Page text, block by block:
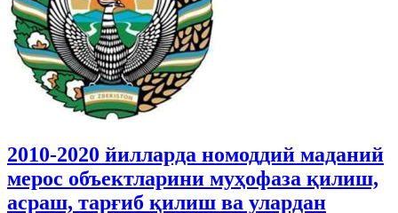
2010-2020 йилларда номоддий маданий
мерос объектларини муҳофаза қилиш,
асраш, тарғиб қилиш ва улардан